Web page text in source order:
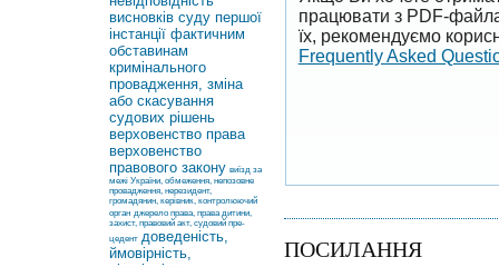
висновків суду першої
інстанції фактичним
обставинам
кримінального
провадження, зміна
або скасування
судових рішень
верховенство права
верховенство
правового закону виїзд за
межі України, обмеження, непозовне
провадження, нерезидент,
громадянин, керівник, контролюючий
орган джерело права, права дитини,
захист, правовий акт, судовий пре-
цедент доведеність,
ймовірність,
працювати з PDF-
їх, рекомендуємо
Frequently Asked
ПОСИЛАННЯ